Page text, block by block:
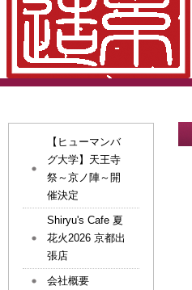
【ヒューマンバ
グ大学】天王寺
祭～京ノ陣～開
催決定
Shiryu's Cafe 夏
花火2026 京都出
張店
会社概要